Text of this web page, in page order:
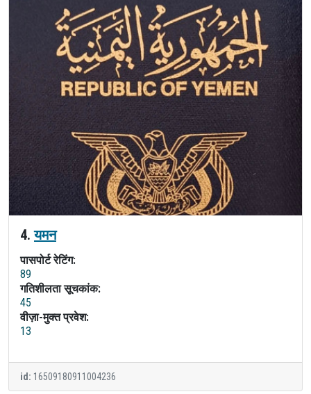
4.यमन
पासपोर्ट रेटिंग:
89
गतिशीलता सूचकांक:
45
वीज़ा-मुक्त प्रवेश:
13
id: 16509180911004236